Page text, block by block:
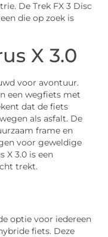
De Trek FX 3 Disc
die op zoek is
X 3.0
voor avontuur.
een wegfiets met
dat de fiets
als asfalt. De
frame en
voor geweldige
X 3.0 is een
trekt.
optie voor iedereen
fiets. Deze